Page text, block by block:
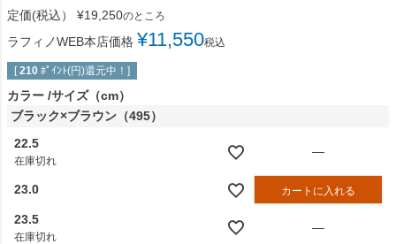
定価(税込） ¥19,250のところ
ラフィノWEB本店価格 ¥11,550税込
[ 210 ﾎﾟｲﾝﾄ(円)還元中！]
カラー サイズ（cm）
ブラック×ブラウン（495）
22.5
在庫切れ
—
23.0 カートに入れる
23.5
在庫切れ
—